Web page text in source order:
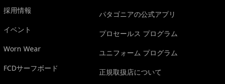
採用情報
イベント
Worn Wear
FCDサーフボード
パタゴニアの公式アプリ
プロセールス プログラム
ユニフォーム プログラム
正規取扱店について